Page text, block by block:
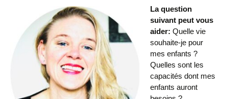
La question
suivant peut vous
aider: Quelle vie
souhaite-je pour
mes enfants ?
Quelles sont les
capacités dont mes
enfants auront